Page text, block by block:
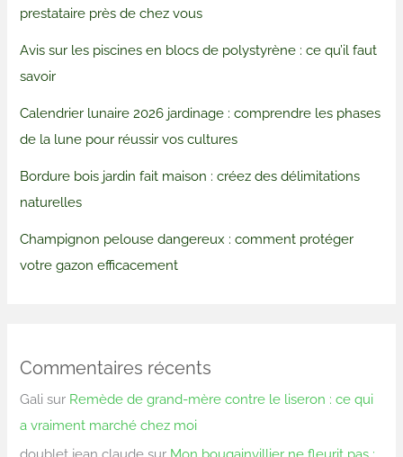
prestataire près de chez vous
Avis sur les piscines en blocs de polystyrène : ce qu’il faut
savoir
Calendrier lunaire 2026 jardinage : comprendre les phases
de la lune pour réussir vos cultures
Bordure bois jardin fait maison : créez des délimitations
naturelles
Champignon pelouse dangereux : comment protéger
votre gazon efficacement
Commentaires récents
Gali sur Remède de grand-mère contre le liseron : ce qui
a vraiment marché chez moi